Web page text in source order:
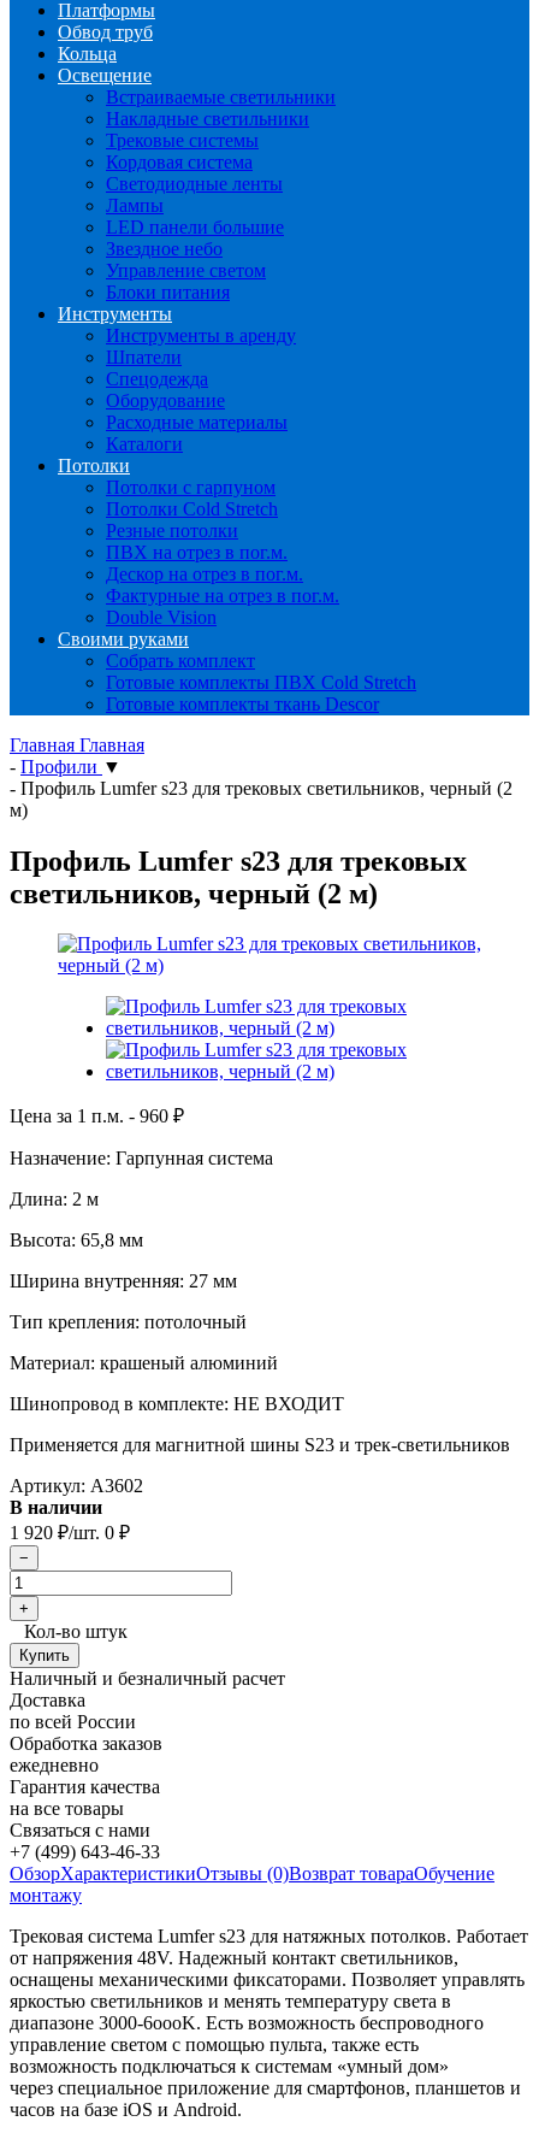
Платформы
Обвод труб
Кольца
Освещение
Встраиваемые светильники
Накладные светильники
Трековые системы
Кордовая система
Светодиодные ленты
Лампы
LED панели большие
Звездное небо
Управление светом
Блоки питания
Инструменты
Инструменты в аренду
Шпатели
Спецодежда
Оборудование
Расходные материалы
Каталоги
Потолки
Потолки с гарпуном
Потолки Cold Stretch
Резные потолки
ПВХ на отрез в пог.м.
Дескор на отрез в пог.м.
Фактурные на отрез в пог.м.
Double Vision
Своими руками
Собрать комплект
Готовые комплекты ПВХ Cold Stretch
Готовые комплекты ткань Descor
Главная Главная
- Профили ▼
- Профиль Lumfer s23 для трековых светильников, черный (2
м)
Профиль Lumfer s23 для трековых
светильников, черный (2 м)
Цена за 1 п.м. - 960 ₽
Назначение: Гарпунная система
Длина: 2 м
Высота: 65,8 мм
Ширина внутренняя: 27 мм
Тип крепления: потолочный
Материал: крашеный алюминий
Шинопровод в комплекте: НЕ ВХОДИТ
Применяется для магнитной шины S23 и трек-светильников
Артикул: A3602
В наличии
1 920 ₽/шт. 0 ₽
Кол-во штук
Наличный и безналичный расчет
Доставка
по всей России
Обработка заказов
ежедневно
Гарантия качества
на все товары
Связаться с нами
+7 (499) 643-46-33
ОбзорХарактеристикиОтзывы (0)Возврат товараОбучение
монтажу
Трековая система Lumfer s23 для натяжных потолков. Работает
от напряжения 48V. Надежный контакт светильников,
оснащены механическими фиксаторами. Позволяет управлять
яркостью светильников и менять температуру света в
диапазоне 3000-6оооK. Есть возможность беспроводного
управление светом с помощью пульта, также есть
возможность подключаться к системам «умный дом»
через специальное приложение для смартфонов, планшетов и
часов на базе iOS и Android.